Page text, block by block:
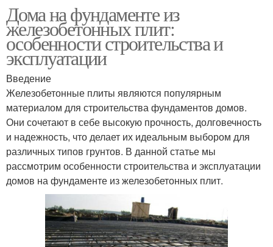
Дома на фундаменте из
железобетонных плит:
особенности строительства и
эксплуатации
Введение
Железобетонные плиты являются популярным
материалом для строительства фундаментов домов.
Они сочетают в себе высокую прочность, долговечность
и надежность, что делает их идеальным выбором для
различных типов грунтов. В данной статье мы
рассмотрим особенности строительства и эксплуатации
домов на фундаменте из железобетонных плит.